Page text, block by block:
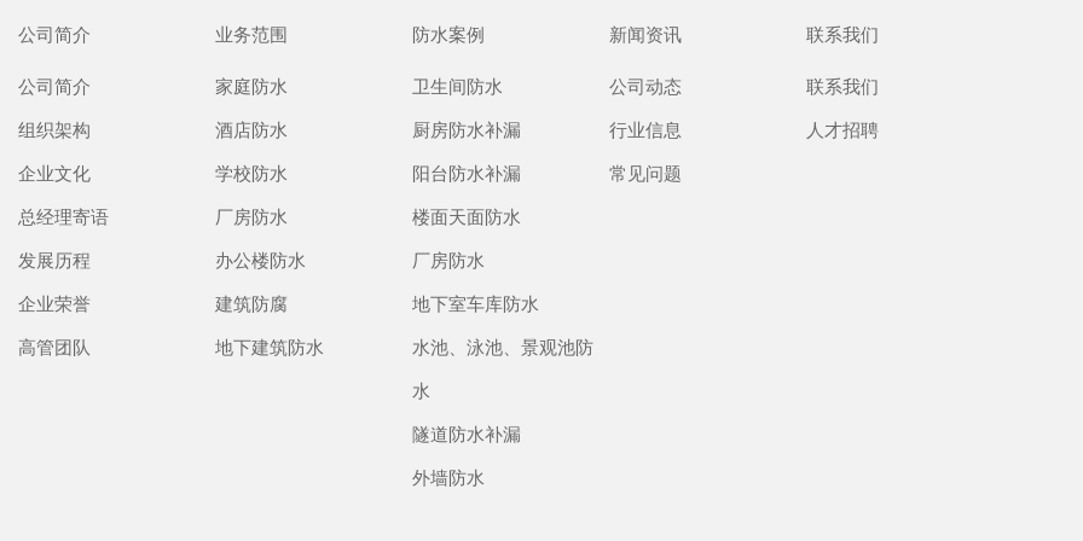
公司简介
公司简介
组织架构
企业文化
总经理寄语
发展历程
企业荣誉
高管团队
业务范围
家庭防水
酒店防水
学校防水
厂房防水
办公楼防水
建筑防腐
地下建筑防水
防水案例
卫生间防水
厨房防水补漏
阳台防水补漏
楼面天面防水
厂房防水
地下室车库防水
水池、泳池、景观池防
水
隧道防水补漏
外墙防水
新闻资讯
公司动态
行业信息
常见问题
联系我们
联系我们
人才招聘